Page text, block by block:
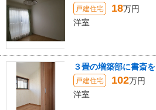
戸建住宅 18万円
洋室
３畳の増築部に書斎を
戸建住宅 102万円
洋室